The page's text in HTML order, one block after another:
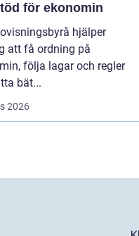
för ekonomin
hjälper
att få ordning på
följa lagar och regler
bät...
2026